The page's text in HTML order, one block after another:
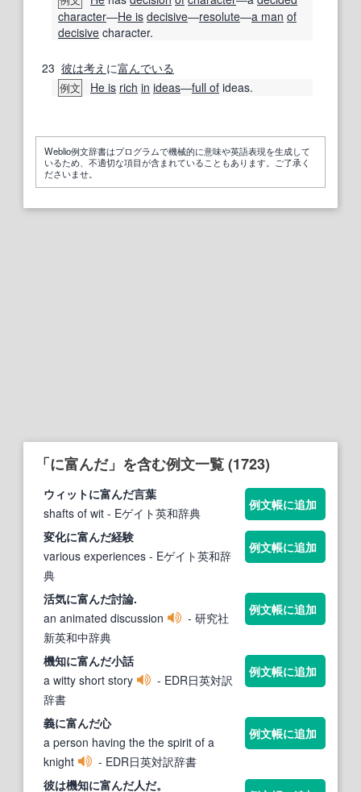
character―He is decisive―resolute―a man of
decisive character.
23 彼は考え に富んでいる
例文 He is rich in ideas―full of ideas.
Weblio例文辞書はプログラムで機械的に意味や英語表現を生成して
いるため、不適切な項目が含まれていることもあります。ご了承く
ださいませ。
「に富んだ」を含む例文一覧 (1723)
ウィットに富んだ言葉
shafts of wit - Eゲイト英和辞典
例文帳に追加
変化に富んだ経験
various experiences - Eゲイト英和辞
典
例文帳に追加
活気に富んだ討論.
an animated discussion
- 研究社
新英和中辞典
例文帳に追加
機知に富んだ小話
a witty short story
- EDR日英対訳
辞書
例文帳に追加
義に富んだ心
a person having the the spirit of a
knight
- EDR日英対訳辞書
例文帳に追加
彼は機知に富んだ人だ。